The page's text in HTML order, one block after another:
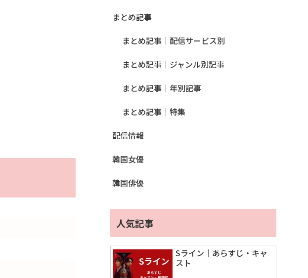
まとめ記事
まとめ記事｜配信サービス別
まとめ記事｜ジャンル別記事
まとめ記事｜年別記事
まとめ記事｜特集
配信情報
韓国女優
韓国俳優
人気記事
Sライン｜あらすじ・キャ
スト